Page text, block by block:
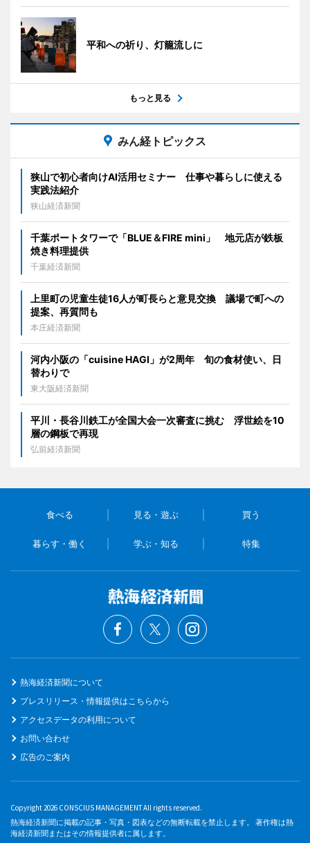
平和への祈り、灯籠流しに
もっと見る
みん経トピックス
狭山で初心者向けAI活用セミナー 仕事や暮らしに使える
実践法紹介
狭山経済新聞
千葉ポートタワーで「BLUE＆FIRE mini」 地元店が鉄板
焼き料理提供
千葉経済新聞
上里町の児童生徒16人が町長らと意見交換 議場で町への
提案、再質問も
本庄経済新聞
河内小阪の「cuisine HAGI」が2周年 旬の食材使い、日
替わりで
東大阪経済新聞
平川・長谷川鉄工が全国大会一次審査に挑む 浮世絵を10
層の鋼板で再現
弘前経済新聞
食べる 見る・遊ぶ 買う
暮らす・働く 学ぶ・知る 特集
熱海経済新聞について
プレスリリース・情報提供はこちらから
アクセスデータの利用について
お問い合わせ
広告のご案内
Copyright 2026 CONSCIUS MANAGEMENT All rights reserved.
熱海経済新聞に掲載の記事・写真・図表などの無断転載を禁止します。 著作権は熱
海経済新聞またはその情報提供者に属します。